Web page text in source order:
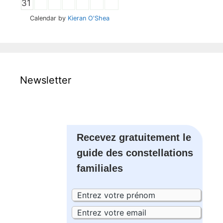
31
Calendar by Kieran O'Shea
Newsletter
Recevez gratuitement le
guide des constellations
familiales